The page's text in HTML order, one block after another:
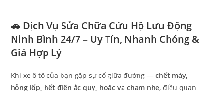
🚗 Dịch Vụ Sửa Chữa Cứu Hộ Lưu Động
Ninh Bình 24/7 – Uy Tín, Nhanh Chóng &
Giá Hợp Lý
Khi xe ô tô của bạn gặp sự cố giữa đường —chết máy,
hỏng lốp, hết điện ắc quy, hoặc va chạm nhẹ, điều quan